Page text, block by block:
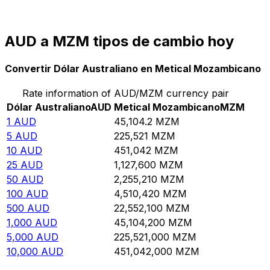
AUD a MZM tipos de cambio hoy
Convertir Dólar Australiano en Metical Mozambicano
Rate information of AUD/MZM currency pair
Dólar AustralianoAUD Metical MozambicanoMZM
1 AUD 45,104.2 MZM
5 AUD 225,521 MZM
10 AUD 451,042 MZM
25 AUD 1,127,600 MZM
50 AUD 2,255,210 MZM
100 AUD 4,510,420 MZM
500 AUD 22,552,100 MZM
1,000 AUD 45,104,200 MZM
5,000 AUD 225,521,000 MZM
10,000 AUD 451,042,000 MZM